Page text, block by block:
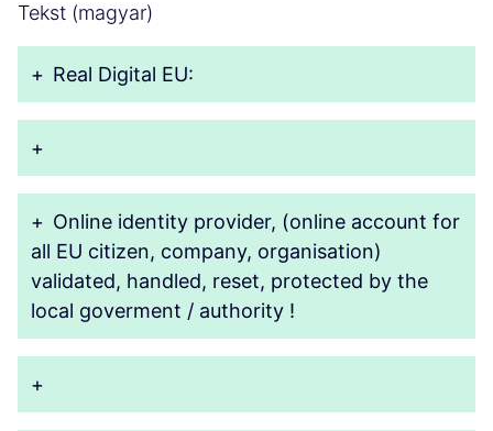
Tekst (magyar)
+ Real Digital EU:
+
+ Online identity provider, (online account for
all EU citizen, company, organisation)
validated, handled, reset, protected by the
local goverment / authority !
+